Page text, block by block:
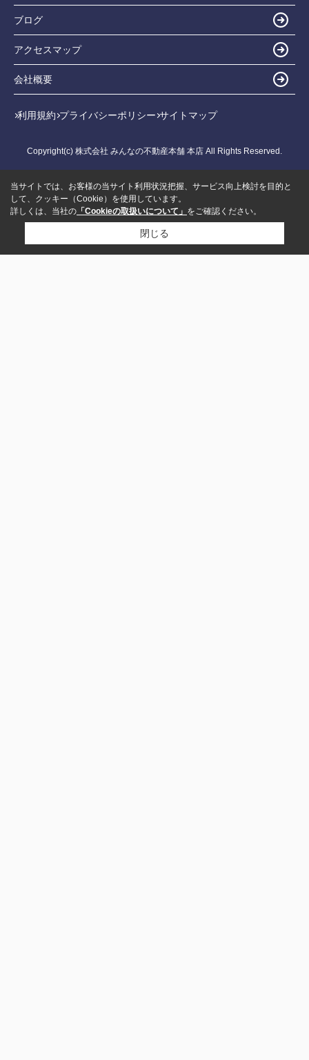
ブログ
アクセスマップ
会社概要
利用規約 プライバシーポリシー サイトマップ
Copyright(c) 株式会社 みんなの不動産本舗 本店 All Rights Reserved.
当サイトでは、お客様の当サイト利用状況把握、サービス向上検討を目的と
して、クッキー（Cookie）を使用しています。
詳しくは、当社の 「Cookieの取扱いについて」 をご確認ください。
閉じる